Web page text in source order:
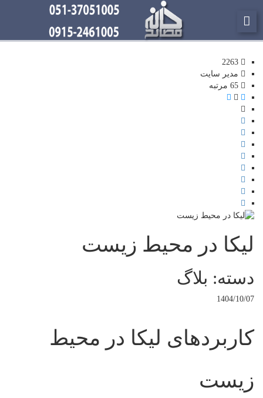
2263
مدیر سایت
65 مرتبه
لیکا در محیط زیست
دسته: بلاگ
1404/10/07
کاربردهای لیکا در محیط
زیست